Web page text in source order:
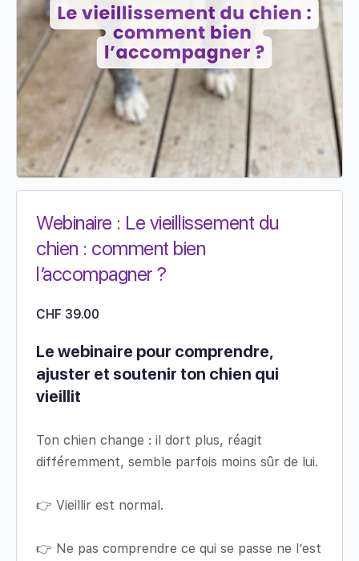
Webinaire : Le vieillissement du
chien : comment bien
l’accompagner ?
CHF 39.00
Le webinaire pour comprendre,
ajuster et soutenir ton chien qui
vieillit
Ton chien change : il dort plus, réagit
différemment, semble parfois moins sûr de lui.
👉 Vieillir est normal.
👉 Ne pas comprendre ce qui se passe ne l’est